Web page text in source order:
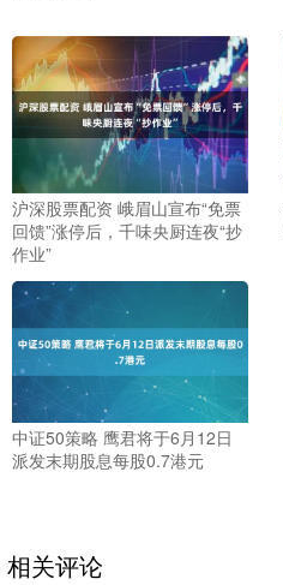
沪深股票配资 峨眉山宣布“免票
回馈”涨停后，千味央厨连夜“抄
作业”
中证50策略 鹰君将于6月12日
派发末期股息每股0.7港元
相关评论